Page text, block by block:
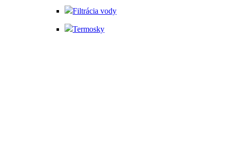
Filtrácia vody
Termosky